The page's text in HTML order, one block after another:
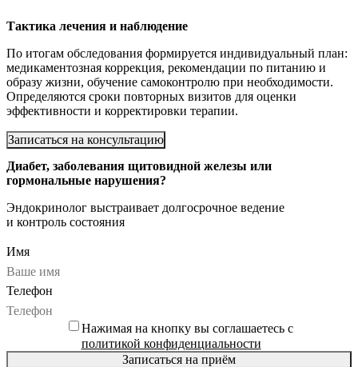
Тактика лечения и наблюдение
По итогам обследования формируется индивидуальный план:
медикаментозная коррекция, рекомендации по питанию и
образу жизни, обучение самоконтролю при необходимости.
Определяются сроки повторных визитов для оценки
эффективности и корректировки терапии.
Записаться на консультацию
Диабет, заболевания щитовидной железы или
гормональные нарушения?
Эндокринолог выстраивает долгосрочное ведение
и контроль состояния
Имя
Телефон
Нажимая на кнопку вы соглашаетесь с
политикой конфиденциальности
Записаться на приём